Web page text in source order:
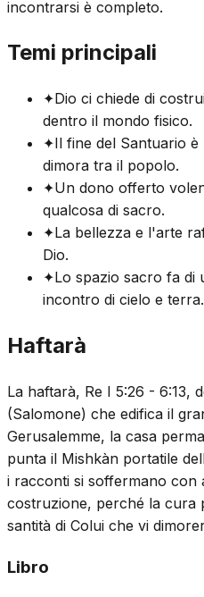
incontrarsi è completo.
Temi principali
✦Dio ci chiede di
dentro il mondo fisico.
✦Il fine del Santuario
dimora tra il popolo.
✦Un dono offerto
qualcosa di sacro.
✦La bellezza e l'arte
Dio.
✦Lo spazio sacro fa di
incontro di cielo e terra.
Haftarà
La haftarà, Re I 5:26 - 6:13,
(Salomone) che edifica il
Gerusalemme, la casa
punta il Mishkàn portatile
i racconti si soffermano con
costruzione, perché la cura
santità di Colui che vi
Libro